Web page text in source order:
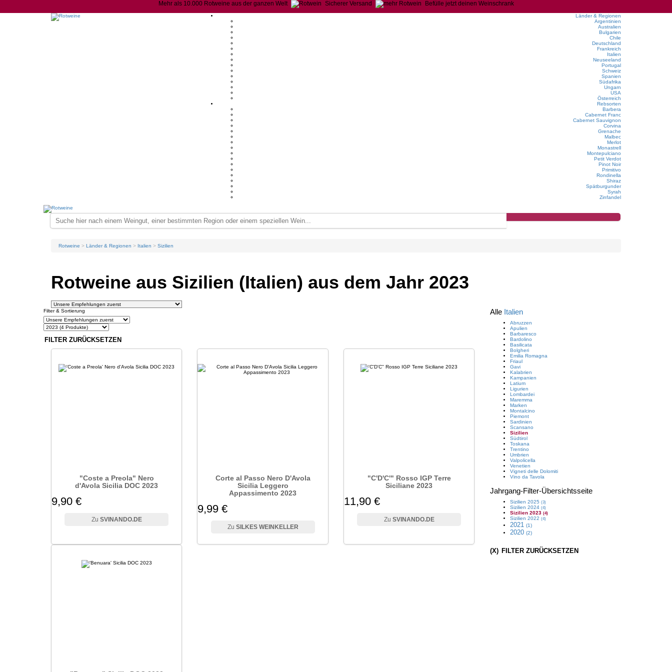
Mehr als 10.000 Rotweine aus der ganzen Welt Sicherer Versand Befülle jetzt deinen Weinschrank
Länder & Regionen
Argentinien
Australien
Bulgarien
Chile
Deutschland
Frankreich
Italien
Neuseeland
Portugal
Schweiz
Spanien
Südafrika
Ungarn
USA
Österreich
Rebsorten
Barbera
Cabernet Franc
Cabernet Sauvignon
Corvina
Grenache
Malbec
Merlot
Monastrell
Montepulciano
Petit Verdot
Pinot Noir
Primitivo
Rondinella
Shiraz
Spätburgunder
Syrah
Zinfandel
Rotweine Länder & Regionen Italien Sizilien
Rotweine aus Sizilien (Italien) aus dem Jahr 2023
Filter & Sortierung
FILTER ZURÜCKSETZEN
"Coste a Preola" Nero
d'Avola Sicilia DOC 2023
9,90 €
SVINANDO.DE
Corte al Passo Nero D'Avola
Sicilia Leggero
Appassimento 2023
9,99 €
SILKES WEINKELLER
"C'D'C'" Rosso IGP Terre
Siciliane 2023
11,90 €
SVINANDO.DE
Alle Italien
Abruzzen
Apulien
Barbaresco
Bardolino
Basilicata
Bolgheri
Emilia Romagna
Friaul
Gavi
Kalabrien
Kampanien
Latium
Ligurien
Lombardei
Maremma
Marken
Montalcino
Piemont
Sardinien
Scansano
Sizilien
Südtirol
Toskana
Trentino
Umbrien
Valpolicella
Venetien
Vigneti delle Dolomiti
Vino da Tavola
Jahrgang-Filter-Übersichtsseite
Sizilien 2025 (3)
Sizilien 2024 (4)
Sizilien2023 (4)
Sizilien 2022 (4)
2021 (1)
2020 (2)
(X) FILTER ZURÜCKSETZEN